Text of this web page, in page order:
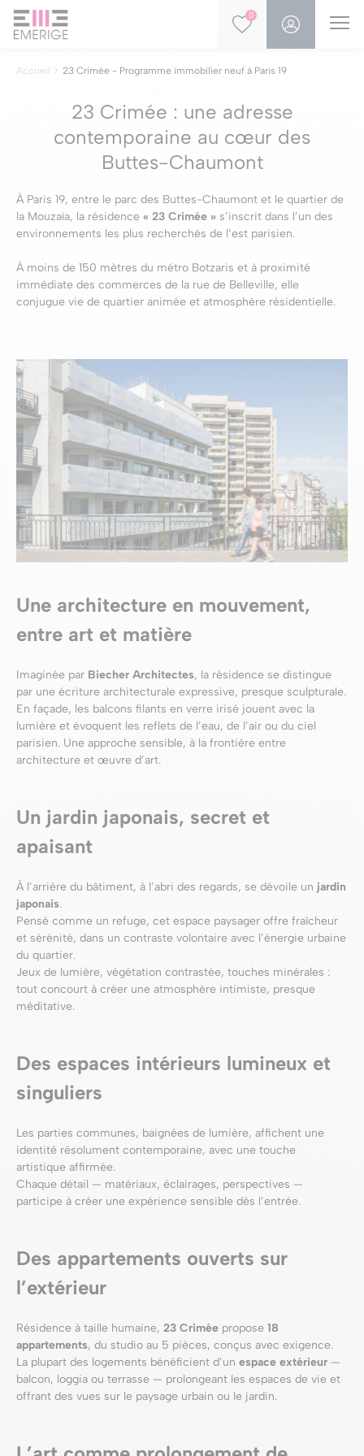
0
Accueil 23 Crimée - Programme immobilier neuf à Paris 19
23 Crimée : une adresse
contemporaine au cœur des
Buttes-Chaumont
À Paris 19, entre le parc des Buttes-Chaumont et le quartier de
la Mouzaïa, la résidence « 23 Crimée » s’inscrit dans l’un des
environnements les plus recherchés de l’est parisien.
À moins de 150 mètres du métro Botzaris et à proximité
immédiate des commerces de la rue de Belleville, elle
conjugue vie de quartier animée et atmosphère résidentielle.
Une architecture en mouvement,
entre art et matière
Imaginée par Biecher Architectes, la résidence se distingue
par une écriture architecturale expressive, presque sculpturale.
En façade, les balcons filants en verre irisé jouent avec la
lumière et évoquent les reflets de l’eau, de l’air ou du ciel
parisien. Une approche sensible, à la frontière entre
architecture et œuvre d’art.
Un jardin japonais, secret et
apaisant
À l’arrière du bâtiment, à l’abri des regards, se dévoile un jardin
japonais.
Pensé comme un refuge, cet espace paysager offre fraîcheur
et sérénité, dans un contraste volontaire avec l’énergie urbaine
du quartier.
Jeux de lumière, végétation contrastée, touches minérales :
tout concourt à créer une atmosphère intimiste, presque
méditative.
Des espaces intérieurs lumineux et
singuliers
Les parties communes, baignées de lumière, affichent une
identité résolument contemporaine, avec une touche
artistique affirmée.
Chaque détail — matériaux, éclairages, perspectives —
participe à créer une expérience sensible dès l’entrée.
Des appartements ouverts sur
l’extérieur
Résidence à taille humaine, 23 Crimée propose 18
appartements, du studio au 5 pièces, conçus avec exigence.
La plupart des logements bénéficient d’un espace extérieur —
balcon, loggia ou terrasse — prolongeant les espaces de vie et
offrant des vues sur le paysage urbain ou le jardin.